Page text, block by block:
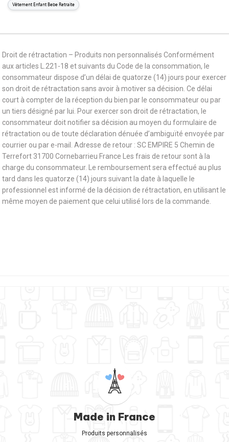
Vêtement Enfant Bebe Retraite
Droit de rétractation – Produits non personnalisés Conformément
aux articles L.221-18 et suivants du Code de la consommation, le
consommateur dispose d’un délai de quatorze (14) jours pour exercer
son droit de rétractation sans avoir à motiver sa décision. Ce délai
court à compter de la réception du bien par le consommateur ou par
un tiers désigné par lui. Pour exercer son droit de rétractation, le
consommateur doit notifier sa décision au moyen du formulaire de
rétractation ou de toute déclaration dénuée d’ambiguïté envoyée par
courrier ou par e-mail. Adresse de retour : SC EMPIRE 5 Chemin de
Terrefort 31700 Cornebarrieu France Les frais de retour sont à la
charge du consommateur. Le remboursement sera effectué au plus
tard dans les quatorze (14) jours suivant la date à laquelle le
professionnel est informé de la décision de rétractation, en utilisant le
même moyen de paiement que celui utilisé lors de la commande.
Made in France
Produits personnalisés